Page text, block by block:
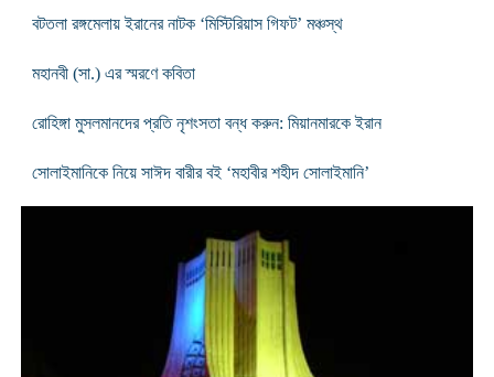
বটতলা রঙ্গমেলায় ইরানের নাটক ‘মিস্টিরিয়াস গিফট’ মঞ্চস্থ
মহানবী (সা.) এর স্মরণে কবিতা
রোহিঙ্গা মুসলমানদের প্রতি নৃশংসতা বন্ধ করুন: মিয়ানমারকে ইরান
সোলাইমানিকে নিয়ে সাঈদ বারীর বই ‘মহাবীর শহীদ সোলাইমানি’